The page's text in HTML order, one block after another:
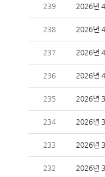
239 2026년
238 2026년
237 2026년
236 2026년
235 2026년
234 2026년
233 2026년
232 2026년